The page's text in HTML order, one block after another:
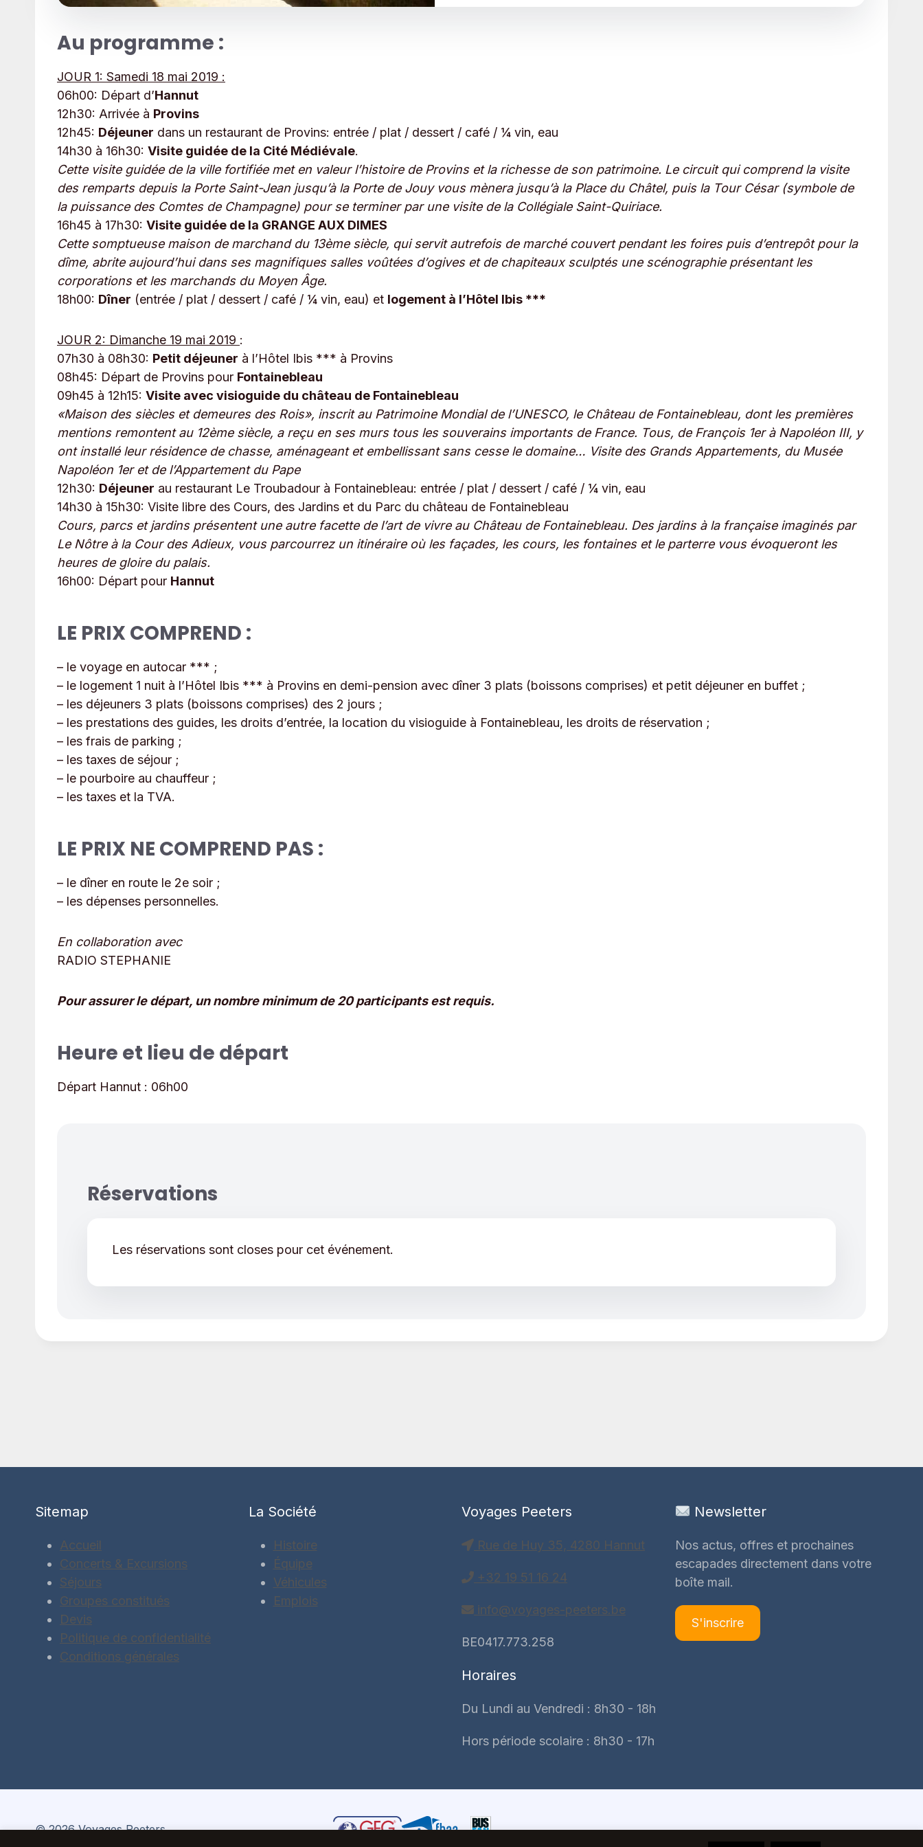
Au programme :
JOUR 1: Samedi 18 mai 2019 :
06h00: Départ d’Hannut
12h30: Arrivée à Provins
12h45: Déjeuner dans un restaurant de Provins: entrée / plat / dessert / café / ¼ vin, eau
14h30 à 16h30: Visite guidée de la Cité Médiévale.
Cette visite guidée de la ville fortifiée met en valeur l’histoire de Provins et la richesse de son patrimoine. Le circuit qui comprend la visite
des remparts depuis la Porte Saint-Jean jusqu’à la Porte de Jouy vous mènera jusqu’à la Place du Châtel, puis la Tour César (symbole de
la puissance des Comtes de Champagne) pour se terminer par une visite de la Collégiale Saint-Quiriace.
16h45 à 17h30: Visite guidée de la GRANGE AUX DIMES
Cette somptueuse maison de marchand du 13ème siècle, qui servit autrefois de marché couvert pendant les foires puis d’entrepôt pour la
dîme, abrite aujourd’hui dans ses magnifiques salles voûtées d’ogives et de chapiteaux sculptés une scénographie présentant les
corporations et les marchands du Moyen Âge.
18h00: Dîner (entrée / plat / dessert / café / ¼ vin, eau) et logement à l’Hôtel Ibis ***
JOUR 2: Dimanche 19 mai 2019 :
07h30 à 08h30: Petit déjeuner à l’Hôtel Ibis *** à Provins
08h45: Départ de Provins pour Fontainebleau
09h45 à 12h15: Visite avec visioguide du château de Fontainebleau
«Maison des siècles et demeures des Rois», inscrit au Patrimoine Mondial de l’UNESCO, le Château de Fontainebleau, dont les premières
mentions remontent au 12ème siècle, a reçu en ses murs tous les souverains importants de France. Tous, de François 1er à Napoléon III, y
ont installé leur résidence de chasse, aménageant et embellissant sans cesse le domaine… Visite des Grands Appartements, du Musée
Napoléon 1er et de l’Appartement du Pape
12h30: Déjeuner au restaurant Le Troubadour à Fontainebleau: entrée / plat / dessert / café / ¼ vin, eau
14h30 à 15h30: Visite libre des Cours, des Jardins et du Parc du château de Fontainebleau
Cours, parcs et jardins présentent une autre facette de l’art de vivre au Château de Fontainebleau. Des jardins à la française imaginés par
Le Nôtre à la Cour des Adieux, vous parcourrez un itinéraire où les façades, les cours, les fontaines et le parterre vous évoqueront les
heures de gloire du palais.
16h00: Départ pour Hannut
LE PRIX COMPREND :
– le voyage en autocar *** ;
– le logement 1 nuit à l’Hôtel Ibis *** à Provins en demi-pension avec dîner 3 plats (boissons comprises) et petit déjeuner en buffet ;
– les déjeuners 3 plats (boissons comprises) des 2 jours ;
– les prestations des guides, les droits d’entrée, la location du visioguide à Fontainebleau, les droits de réservation ;
– les frais de parking ;
– les taxes de séjour ;
– le pourboire au chauffeur ;
– les taxes et la TVA.
LE PRIX NE COMPREND PAS :
– le dîner en route le 2e soir ;
– les dépenses personnelles.
En collaboration avec
RADIO STEPHANIE
Pour assurer le départ, un nombre minimum de 20 participants est requis.
Heure et lieu de départ
Départ Hannut : 06h00
Réservations
Les réservations sont closes pour cet événement.
Sitemap
Accueil
Concerts & Excursions
Séjours
Groupes constitués
Devis
Politique de confidentialité
Conditions générales
La Société
Histoire
Équipe
Véhicules
Emplois
Voyages Peeters
Rue de Huy 35, 4280 Hannut
+32 19 51 16 24
info@voyages-peeters.be
BE0417.773.258
Horaires
Du Lundi au Vendredi : 8h30 - 18h
Hors période scolaire : 8h30 - 17h
Newsletter
Nos actus, offres et prochaines
escapades directement dans votre
boîte mail.
S'inscrire
© 2026 Voyages Peeters